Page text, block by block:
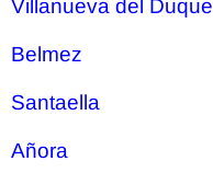
Villanueva del Duque
Belmez
Santaella
Añora